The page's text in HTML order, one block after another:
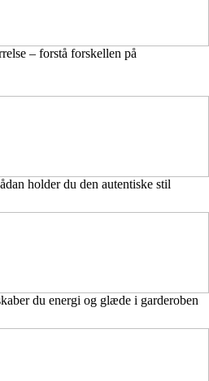
– forstå forskellen på
holder du den autentiske stil
du energi og glæde i garderoben